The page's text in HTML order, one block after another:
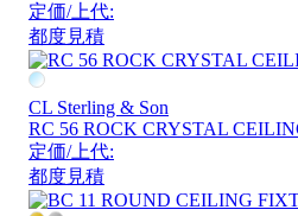
定価/上代:
都度見積
CL Sterling & Son
RC 56 ROCK CRYSTAL
定価/上代:
都度見積